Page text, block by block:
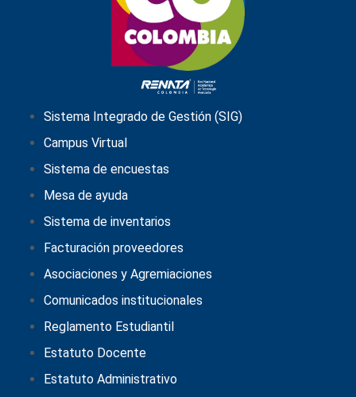
Sistema Integrado de Gestión (SIG)
Campus Virtual
Sistema de encuestas
Mesa de ayuda
Sistema de inventarios
Facturación proveedores
Asociaciones y Agremiaciones
Comunicados institucionales
Reglamento Estudiantil
Estatuto Docente
Estatuto Administrativo